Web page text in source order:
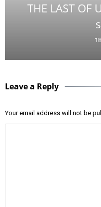
THE LAST OF
Leave a Reply
Your email address will not be